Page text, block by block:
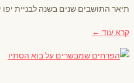
תיאר התושבים שנים בשנה לבניית יפו
קרא עוד ←